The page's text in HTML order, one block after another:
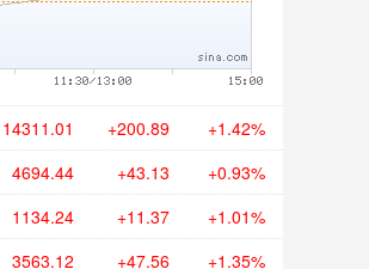
14311.01 +200.89 +1.42%
4694.44 +43.13 +0.93%
1134.24 +11.37 +1.01%
3563.12 +47.56 +1.35%